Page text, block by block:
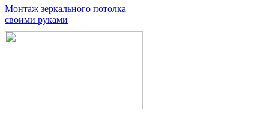
Монтаж зеркального потолка
своими руками